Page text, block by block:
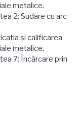
metalice.
2: Sudare cu arc
şi calificarea
metalice.
7: Încărcare prin